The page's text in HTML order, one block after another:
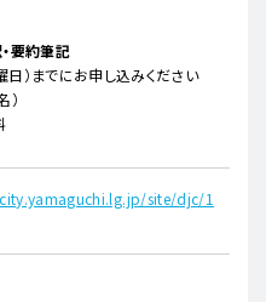
要約筆記
日）までにお申し込みください
）
site/djc/1